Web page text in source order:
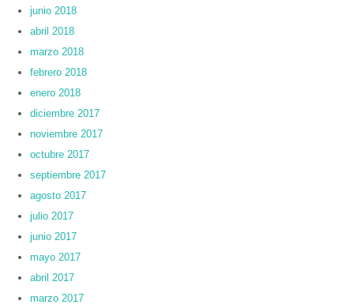
junio 2018
abril 2018
marzo 2018
febrero 2018
enero 2018
diciembre 2017
noviembre 2017
octubre 2017
septiembre 2017
agosto 2017
julio 2017
junio 2017
mayo 2017
abril 2017
marzo 2017